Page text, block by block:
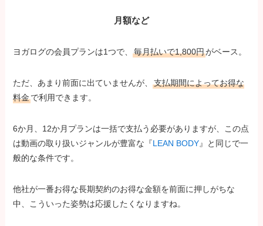
月額など
ヨガログの会員プランは1つで、毎月払いで1,800円がベース。
ただ、あまり前面に出ていませんが、支払期間によってお得な
料金で利用できます。
6か月、12か月プランは一括で支払う必要がありますが、この点
は動画の取り扱いジャンルが豊富な『LEAN BODY』と同じで一
般的な条件です。
他社が一番お得な長期契約のお得な金額を前面に押しがちな
中、こういった姿勢は応援したくなりますね。